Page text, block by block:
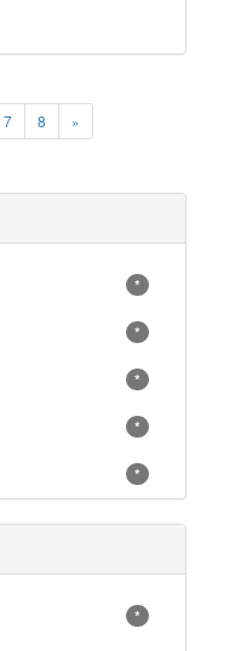
7 8 »
*
*
*
*
*
*
*
**